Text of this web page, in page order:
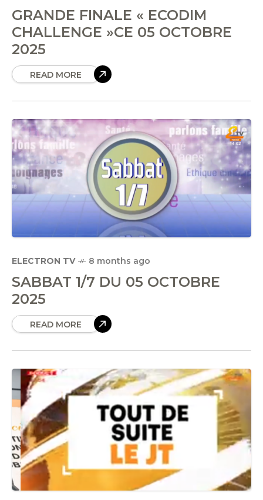
GRANDE FINALE « ECODIM
CHALLENGE »CE 05 OCTOBRE
2025
READ MORE
ELECTRON TV 8 months ago
SABBAT 1/7 DU 05 OCTOBRE
2025
READ MORE